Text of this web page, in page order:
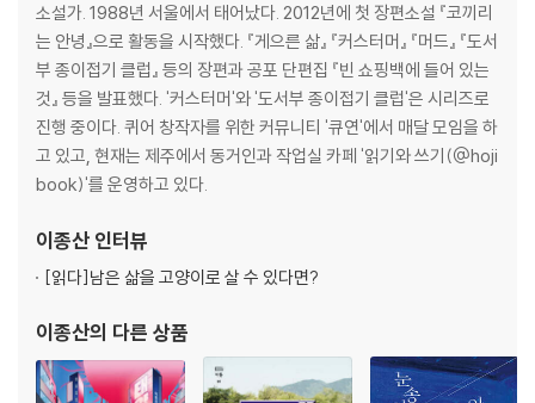
소설가. 1988년 서울에서 태어났다. 2012년에 첫 장편소설 『코끼리
는 안녕』으로 활동을 시작했다. 『게으른 삶』 『커스터머』 『머드』 『도서
부 종이접기 클럽』 등의 장편과 공포 단편집 『빈 쇼핑백에 들어 있는
것』 등을 발표했다. '커스터머'와 '도서부 종이접기 클럽'은 시리즈로
진행 중이다. 퀴어 창작자를 위한 커뮤니티 '큐연'에서 매달 모임을 하
고 있고, 현재는 제주에서 동거인과 작업실 카페 '읽기와 쓰기(@hoji
book)'를 운영하고 있다.
이종산 인터뷰
[읽다]남은 삶을 고양이로 살 수 있다면?
이종산의 다른 상품